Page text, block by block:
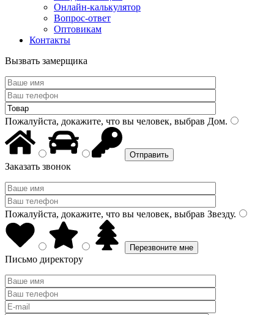
Онлайн-калькулятор
Вопрос-ответ
Оптовикам
Контакты
Вызвать замерщика
Пожалуйста, докажите, что вы человек, выбрав Дом.
Заказать звонок
Пожалуйста, докажите, что вы человек, выбрав Звезду.
Письмо директору